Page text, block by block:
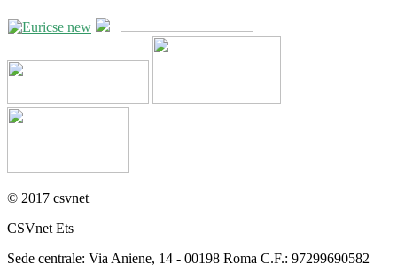
© 2017 csvnet
CSVnet Ets
Sede centrale: Via Aniene, 14 - 00198 Roma C.F.: 97299690582